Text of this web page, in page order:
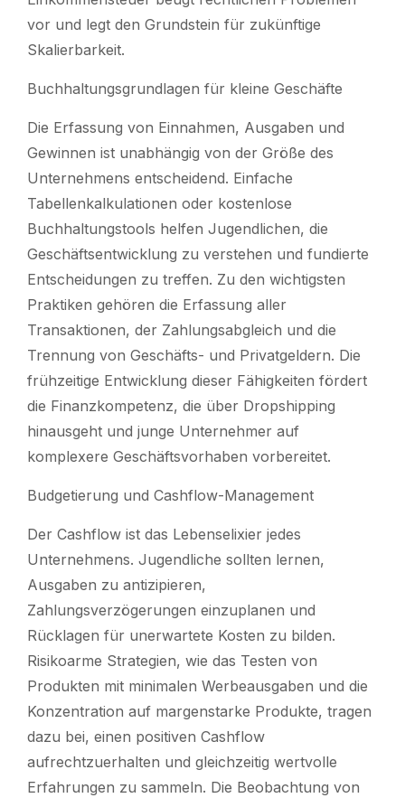
vor und legt den Grundstein für zukünftige
Skalierbarkeit.
Buchhaltungsgrundlagen für kleine Geschäfte
Die Erfassung von Einnahmen, Ausgaben und
Gewinnen ist unabhängig von der Größe des
Unternehmens entscheidend. Einfache
Tabellenkalkulationen oder kostenlose
Buchhaltungstools helfen Jugendlichen, die
Geschäftsentwicklung zu verstehen und fundierte
Entscheidungen zu treffen. Zu den wichtigsten
Praktiken gehören die Erfassung aller
Transaktionen, der Zahlungsabgleich und die
Trennung von Geschäfts- und Privatgeldern. Die
frühzeitige Entwicklung dieser Fähigkeiten fördert
die Finanzkompetenz, die über Dropshipping
hinausgeht und junge Unternehmer auf
komplexere Geschäftsvorhaben vorbereitet.
Budgetierung und Cashflow-Management
Der Cashflow ist das Lebenselixier jedes
Unternehmens. Jugendliche sollten lernen,
Ausgaben zu antizipieren,
Zahlungsverzögerungen einzuplanen und
Rücklagen für unerwartete Kosten zu bilden.
Risikoarme Strategien, wie das Testen von
Produkten mit minimalen Werbeausgaben und die
Konzentration auf margenstarke Produkte, tragen
dazu bei, einen positiven Cashflow
aufrechtzuerhalten und gleichzeitig wertvolle
Erfahrungen zu sammeln. Die Beobachtung von